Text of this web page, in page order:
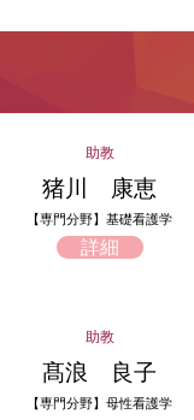
助教
猪川 康恵
【専門分野】基礎看護学
詳細
助教
髙浪 良子
【専門分野】母性看護学